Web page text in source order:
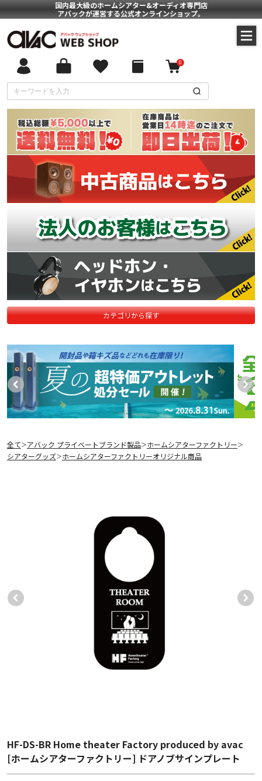
国内最大級のホームシアター&オーディオ専門店
アバックが運営する公式オンラインショップ。
0
カテゴリから探す
全て＞アバック プライベートブランド製品＞ホームシアターファクトリー＞
シアターグッズ＞ホームシアターファクトリーオリジナル商品
HF-DS-BR Home theater Factory produced by avac
[ホームシアターファクトリー] ドアノブサインプレート